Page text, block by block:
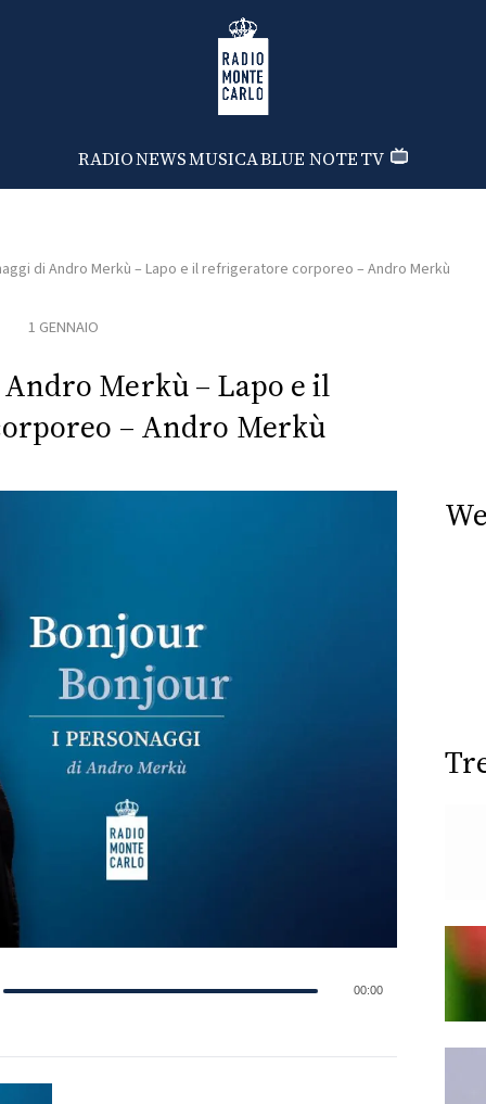
Radio Monte Carlo
RADIONEWSMUSICABLUE NOTETV
di Andro Merkù – Lapo e il refrigeratore corporeo – Andro Merkù
1 GENNAIO
Merkù – Lapo e il
– Andro Merkù
00:00